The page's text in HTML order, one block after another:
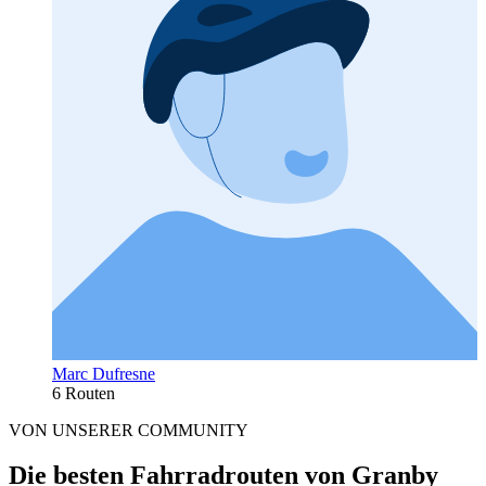
Marc Dufresne
6 Routen
VON UNSERER COMMUNITY
Die besten Fahrradrouten von Granby